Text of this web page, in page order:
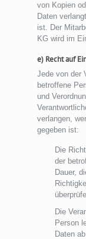
von Kopien
Daten
ist. Der
KG wird im
e) Recht auf
Jede von der
betroffene
und
verlangen,
gegeben ist:
Die
der
Dauer,
Die
Person
Daten